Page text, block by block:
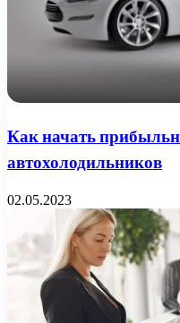
Как начать
автохолодильников
02.05.2023